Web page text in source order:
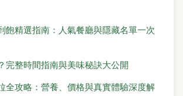
飽精選指南：人氣餐廳與隱藏名單一次
完整時間指南與美味秘訣大公開
全攻略：營養、價格與真實體驗深度解